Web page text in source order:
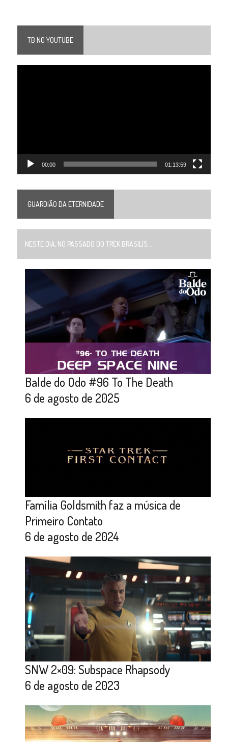
TB NO YOUTUBE
00:00 01:13:59
GUARDIÃO DA ETERNIDADE
NESTE DIA, NO PASSADO DO TREK BRASILIS...
Balde do Odo #96 To The Death
6 de agosto de 2025
Família Goldsmith faz a música de
Primeiro Contato
6 de agosto de 2024
SNW 2×09: Subspace Rhapsody
6 de agosto de 2023